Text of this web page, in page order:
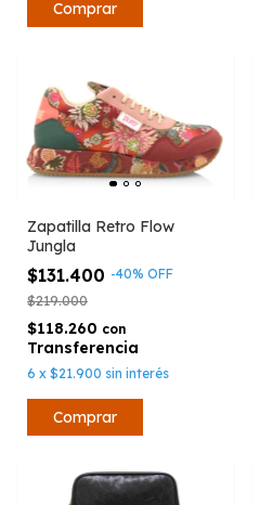
Comprar
Zapatilla Retro Flow
Jungla
$131.400 -40% OFF
$219.000
$118.260 con
6 x $21.900 sin interés
Comprar